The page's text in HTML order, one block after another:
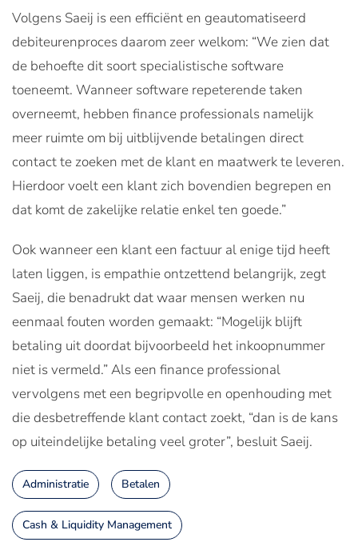
Volgens Saeij is een efficiënt en geautomatiseerd
debiteurenproces daarom zeer welkom: “We zien dat
de behoefte dit soort specialistische software
toeneemt. Wanneer software repeterende taken
overneemt, hebben finance professionals namelijk
meer ruimte om bij uitblijvende betalingen direct
contact te zoeken met de klant en maatwerk te leveren.
Hierdoor voelt een klant zich bovendien begrepen en
dat komt de zakelijke relatie enkel ten goede.”
Ook wanneer een klant een factuur al enige tijd heeft
laten liggen, is empathie ontzettend belangrijk, zegt
Saeij, die benadrukt dat waar mensen werken nu
eenmaal fouten worden gemaakt: “Mogelijk blijft
betaling uit doordat bijvoorbeeld het inkoopnummer
niet is vermeld.” Als een finance professional
vervolgens met een begripvolle en openhouding met
die desbetreffende klant contact zoekt, “dan is de kans
op uiteindelijke betaling veel groter”, besluit Saeij.
Administratie Betalen
Cash & Liquidity Management